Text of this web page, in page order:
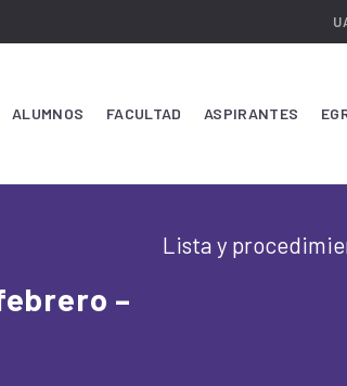
ALUMNOS FACULTAD ASPIRANTES
–
Lista y